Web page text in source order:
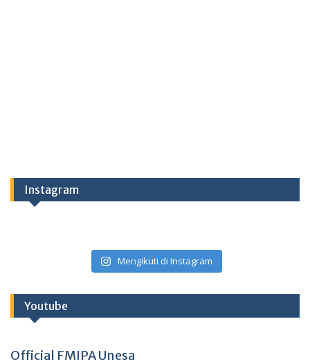
Instagram
Mengikuti di Instagram
Youtube
Official FMIPA Unesa